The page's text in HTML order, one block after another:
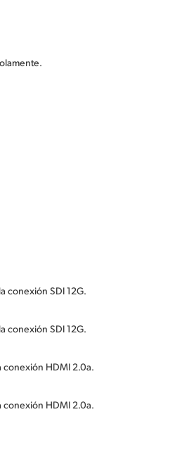
conexión SDI 12G.
conexión SDI 12G.
conexión HDMI 2.0a.
conexión HDMI 2.0a.